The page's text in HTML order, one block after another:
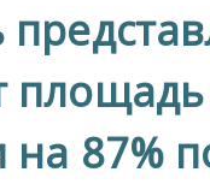
на 87%